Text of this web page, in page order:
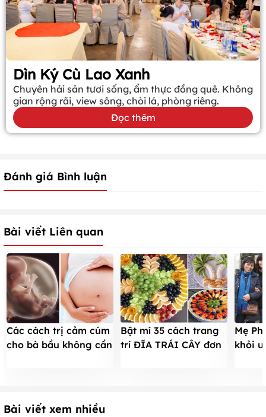
Dìn Ký Cù Lao Xanh
Chuyên hải sản tươi sống, ẩm thực đồng quê. Không
gian rộng rãi, view sông, chòi lá, phòng riêng.
Đọc thêm
Đánh giá Bình luận
Bài viết Liên quan
Các cách trị cảm cúm
cho bà bầu không cần
Bật mí 35 cách trang
trí ĐĨA TRÁI CÂY đơn
Mẹ
khỏi
Bài viết xem nhiều